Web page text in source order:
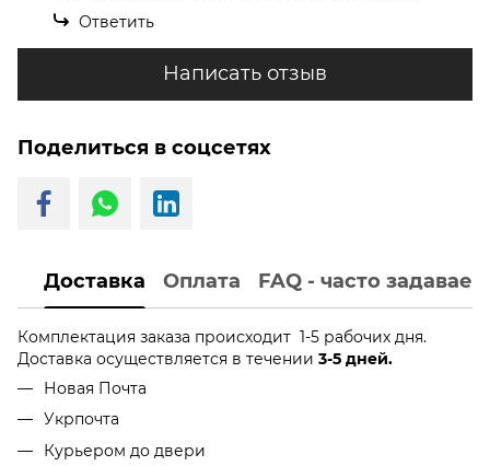
Ответить
Написать отзыв
Поделиться в соцсетях
Доставка Оплата FAQ - часто
Комплектация заказа происходит 1-5 рабочих дня.
Доставка осуществляется в течении 3-5 дней.
Новая Почта
Укрпочта
Курьером до двери